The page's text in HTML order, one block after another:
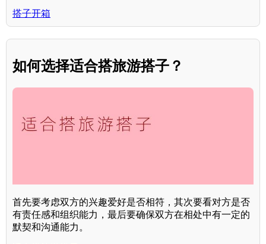
搭子开箱
如何选择适合搭旅游搭子？
首先要考虑双方的兴趣爱好是否相符，其次要看对方是否
有责任感和组织能力，最后要确保双方在相处中有一定的
默契和沟通能力。